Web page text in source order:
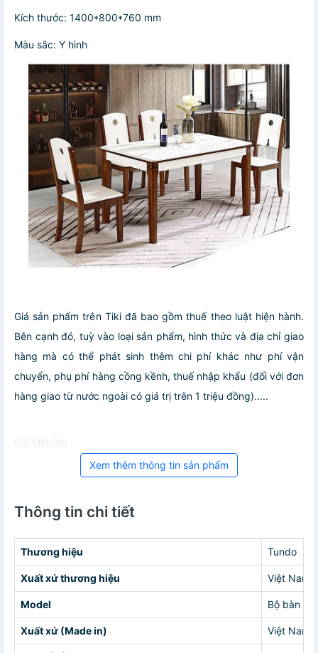
Kích thước: 1400*800*760 mm
Màu sắc: Y hình
Giá sản phẩm trên Tiki đã bao gồm thuế theo luật hiện hành.
Bên cạnh đó, tuỳ vào loại sản phẩm, hình thức và địa chỉ giao
hàng mà có thể phát sinh thêm chi phí khác như phí vận
chuyển, phụ phí hàng cồng kềnh, thuế nhập khẩu (đối với đơn
hàng giao từ nước ngoài có giá trị trên 1 triệu đồng).....
Giá MELON
Xem thêm thông tin sản phẩm
Thông tin chi tiết
Thương hiệu Tundo
Xuất xứ thương hiệu Việt Nam
Model Bộ bàn
Xuất xứ (Made in) Việt Nam